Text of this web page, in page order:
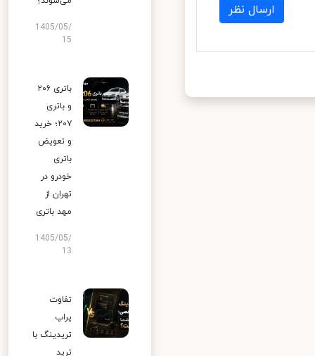
ارسال نظر
1405/05/
15
باتری ۲۰۶
و باتری
۲۰۷؛ خرید
و تعویض
باتری
خودرو در
تهران از
مهد باتری
1405/05/
13
تفاوت
پراپ
تریدینگ با
ترید